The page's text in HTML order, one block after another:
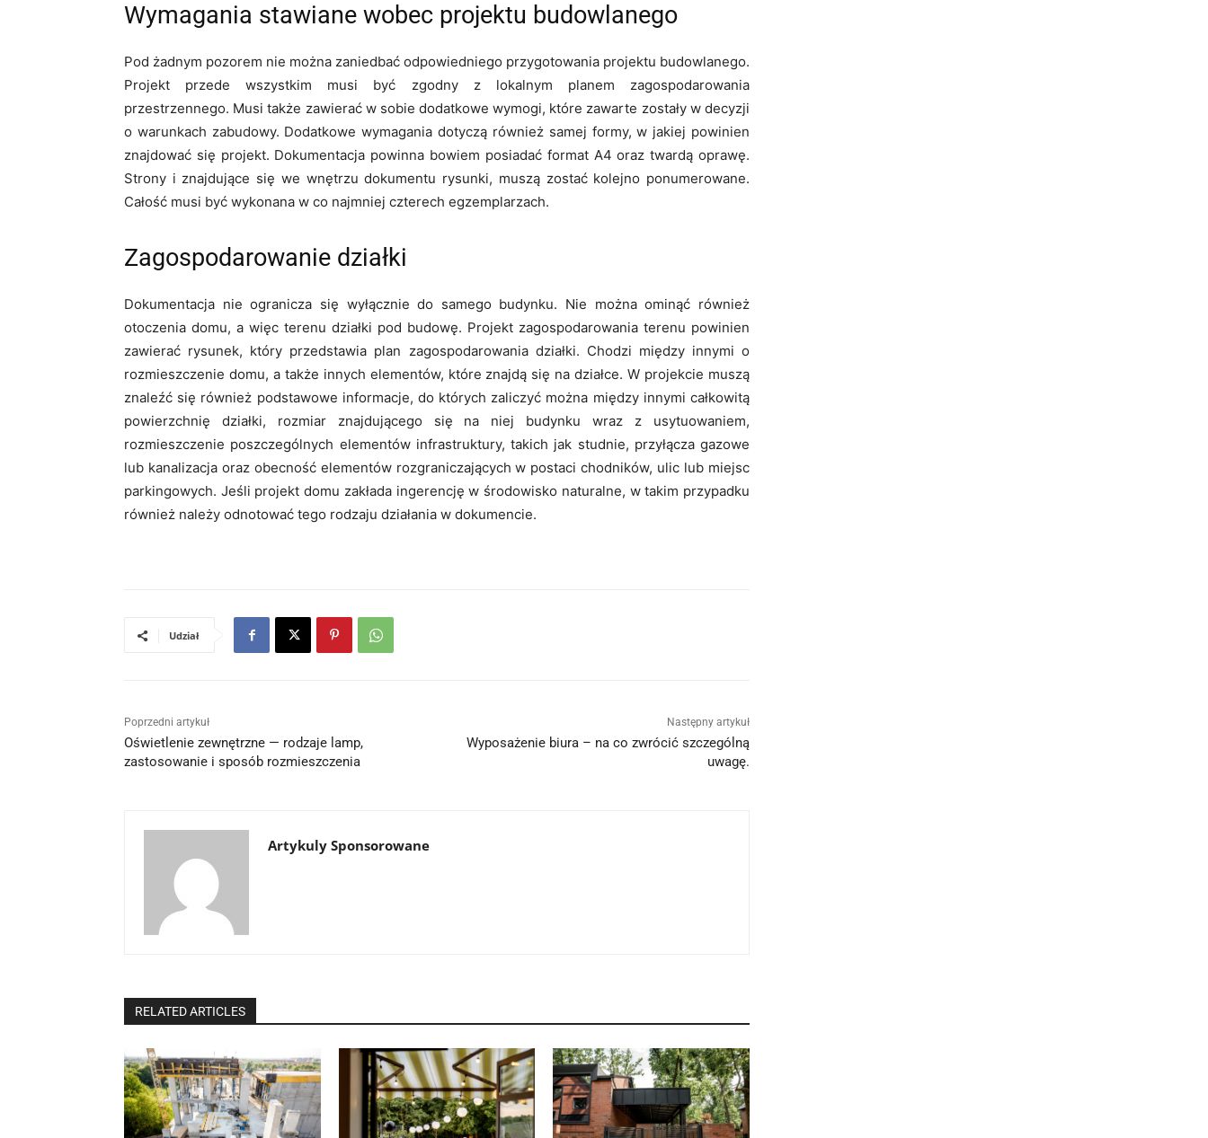
Wymagania stawiane wobec projektu budowlanego
Pod żadnym pozorem nie można zaniedbać odpowiedniego przygotowania projektu budowlanego.
Projekt przede wszystkim musi być zgodny z lokalnym planem zagospodarowania
przestrzennego. Musi także zawierać w sobie dodatkowe wymogi, które zawarte zostały w decyzji
o warunkach zabudowy. Dodatkowe wymagania dotyczą również samej formy, w jakiej powinien
znajdować się projekt. Dokumentacja powinna bowiem posiadać format A4 oraz twardą oprawę.
Strony i znajdujące się we wnętrzu dokumentu rysunki, muszą zostać kolejno ponumerowane.
Całość musi być wykonana w co najmniej czterech egzemplarzach.
Zagospodarowanie działki
Dokumentacja nie ogranicza się wyłącznie do samego budynku. Nie można ominąć również
otoczenia domu, a więc terenu działki pod budowę. Projekt zagospodarowania terenu powinien
zawierać rysunek, który przedstawia plan zagospodarowania działki. Chodzi między innymi o
rozmieszczenie domu, a także innych elementów, które znajdą się na działce. W projekcie muszą
znaleźć się również podstawowe informacje, do których zaliczyć można między innymi całkowitą
powierzchnię działki, rozmiar znajdującego się na niej budynku wraz z usytuowaniem,
rozmieszczenie poszczególnych elementów infrastruktury, takich jak studnie, przyłącza gazowe
lub kanalizacja oraz obecność elementów rozgraniczających w postaci chodników, ulic lub miejsc
parkingowych. Jeśli projekt domu zakłada ingerencję w środowisko naturalne, w takim przypadku
również należy odnotować tego rodzaju działania w dokumencie.
Udział
Poprzedni artykuł
Oświetlenie zewnętrzne — rodzaje lamp,
zastosowanie i sposób rozmieszczenia
Następny artykuł
Wyposażenie biura – na co zwrócić szczególną
uwagę.
Artykuly Sponsorowane
RELATED ARTICLES